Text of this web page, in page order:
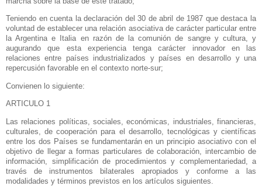
Teniendo en cuenta la declaración del 30 de abril de 1987 que destaca la
voluntad de establecer una relación asociativa de carácter particular entre
la Argentinae Italia en razón de la comunión de sangre y cultura, y
augurando que esta experiencia tenga carácter innovador en las
relaciones entre países industrializados y países en desarrollo y una
repercusión favorable en el contexto norte-sur;
Convienen lo siguiente:
ARTICULO 1
Las relaciones políticas, sociales, económicas, industriales, financieras,
culturales, de cooperación para el desarrollo, tecnológicas y científicas
entre los dos Países se fundamentarán en un principio asociativo con el
objetivo de llegar a formas particulares de colaboración, intercambio de
información, simplificación de procedimientos y complementariedad, a
través de instrumentos bilaterales apropiados y conforme a las
modalidades y términos previstos en los artículos siguientes.